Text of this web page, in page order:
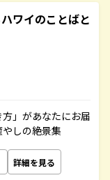
ワイのことばと
」があなたにお届
しの絶景集
詳細を見る